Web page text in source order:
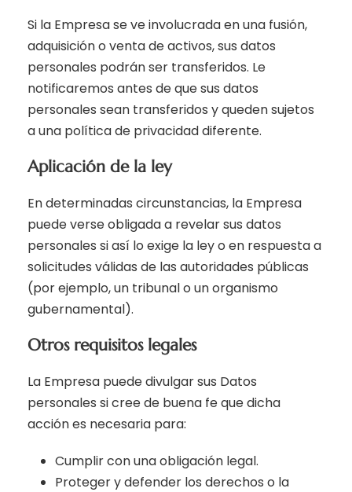
Si la Empresa se ve involucrada en una fusión,
adquisición o venta de activos, sus datos
personales podrán ser transferidos. Le
notificaremos antes de que sus datos
personales sean transferidos y queden sujetos
a una política de privacidad diferente.
Aplicación de la ley
En determinadas circunstancias, la Empresa
puede verse obligada a revelar sus datos
personales si así lo exige la ley o en respuesta a
solicitudes válidas de las autoridades públicas
(por ejemplo, un tribunal o un organismo
gubernamental).
Otros requisitos legales
La Empresa puede divulgar sus Datos
personales si cree de buena fe que dicha
acción es necesaria para:
Cumplir con una obligación legal.
Proteger y defender los derechos o la